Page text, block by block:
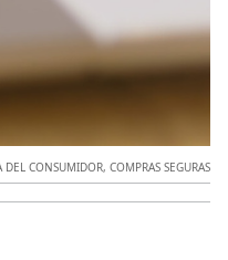
DEL CONSUMIDOR,COMPRAS SEGURAS